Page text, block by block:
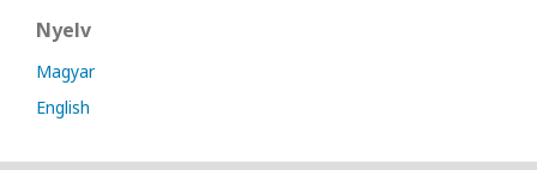
Nyelv
Magyar
English